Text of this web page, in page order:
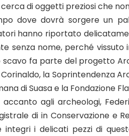
di oggetti preziosi che
dove dovrà sorgere un
hanno riportato
senza nome, perché
scavo fa parte del progetto
la Soprintendenza
di Suasa e la Fondazione
agli archeologi,
di in Conservazione e
i delicati pezzi di